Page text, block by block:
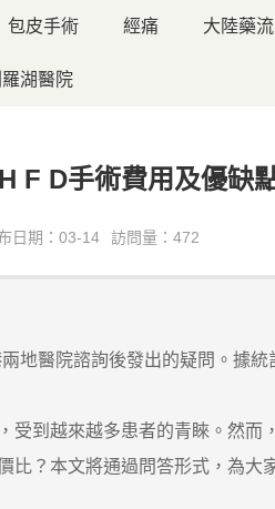
包皮手術 經痛 大陸藥流
湖醫院
F D手術費用及優缺
日期：03-14 訪問量：472
地醫院諮詢後發出的疑問。據
到越來越多患者的青睞。然而
？本文將通過問答形式，為